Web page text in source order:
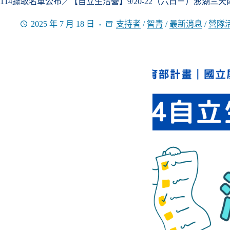
2025 年 7 月 18 日 支持者 /智青 / 最新消息 / 營隊